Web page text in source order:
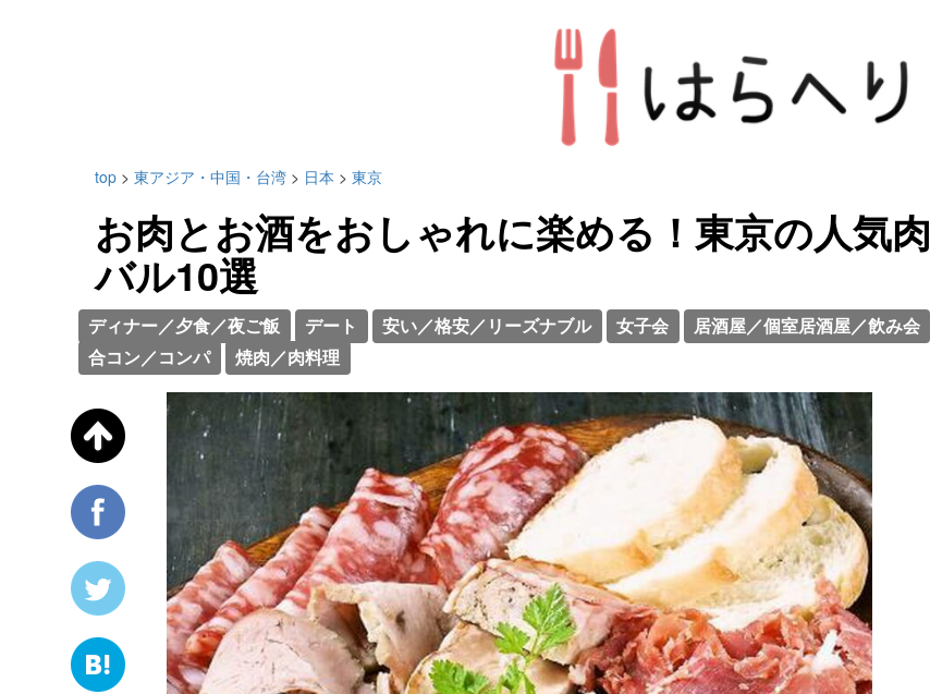
top > 東アジア・中国・台湾 > 日本 > 東京
お肉とお酒をおしゃれに楽める！東京の人気肉
バル10選
ディナー／夕食／夜ご飯 デート 安い／格安／リーズナブル 女子会
居酒屋／個室居酒屋／飲み会
合コン／コンパ
焼肉／肉料理